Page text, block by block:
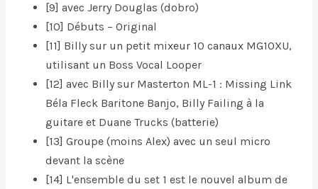
[9] avec Jerry Douglas (dobro)
[10] Débuts – Original
[11] Billy sur un petit mixeur 10 canaux MG10XU,
utilisant un Boss Vocal Looper
[12] avec Billy sur Masterton ML-1 : Missing Link
Béla Fleck Baritone Banjo, Billy Failing à la
guitare et Duane Trucks (batterie)
[13] Groupe (moins Alex) avec un seul micro
devant la scène
[14] L'ensemble du set 1 est le nouvel album de